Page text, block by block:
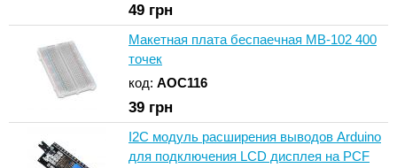
49 грн
Макетная плата беспаечная MB-102 400
точек
код: AOC116
39 грн
I2C модуль расширения выводов Arduino
для подключения LCD дисплея на PCF